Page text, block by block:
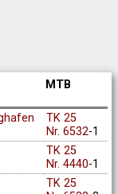
MTB
TK 25
Nr. 6532-1
TK 25
Nr. 4440-1
TK 25